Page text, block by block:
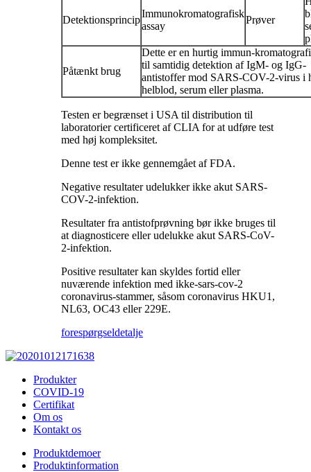
Detektionsprincip
Immunokromatografisk
assay
Prøver
Påtænkt brug
Dette er en hurtig immun-
til samtidig detektion af IgM- og IgG-
antistoffer mod SARS-COV-2-virus i
helblod, serum eller plasma.
Testen er begrænset i USA til distribution til
laboratorier certificeret af CLIA for at udføre test
med høj kompleksitet.
Denne test er ikke gennemgået af FDA.
Negative resultater udelukker ikke akut SARS-
COV-2-infektion.
Resultater fra antistofprøvning bør ikke bruges til
at diagnosticere eller udelukke akut SARS-CoV-
2-infektion.
Positive resultater kan skyldes fortid eller
nuværende infektion med ikke-sars-cov-2
coronavirus-stammer, såsom coronavirus HKU1,
NL63, OC43 eller 229E.
forespørgseldetalje
Produkter
COVID-19
Certifikat
Om os
Kontakt os
Produktdemoer
Produktinformation